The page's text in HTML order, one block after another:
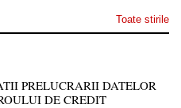
Toate stirile
PRELUCRARII DATELOR
DE CREDIT